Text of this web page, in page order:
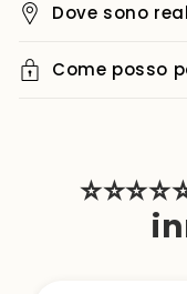
Dove sono
Come posso